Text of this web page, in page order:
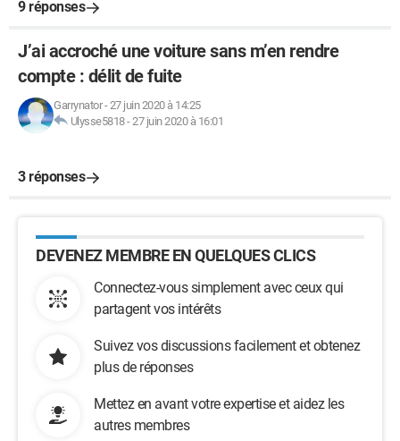
9 réponses
J’ai accroché une voiture sans m’en rendre
compte : délit de fuite
Garrynator-27 juin 2020 à 14:25
Ulysse5818-27 juin 2020 à 16:01
3 réponses
DEVENEZ MEMBRE EN QUELQUES CLICS
Connectez-vous simplement avec ceux qui
partagent vos intérêts
Suivez vos discussions facilement et obtenez
plus de réponses
Mettez en avant votre expertise et aidez les
autres membres